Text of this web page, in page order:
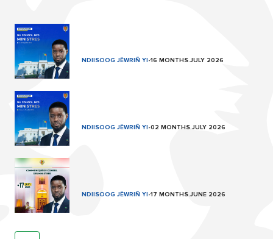
NDIISOOG JËWRIÑ YI -16 MONTHS.JULY 2026
NDIISOOG JËWRIÑ YI -02 MONTHS.JULY 2026
NDIISOOG JËWRIÑ YI -17 MONTHS.JUNE 2026